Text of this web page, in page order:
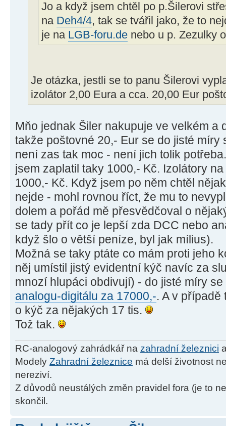
Jo a když jsem chtěl po p.Šilerovi
na Deh4/4, tak se tvářil jako, že to
je na LGB-foru.de nebo u p. Zezulky
Je otázka, jestli se to panu Šilerovi
izolátor 2,00 Eura a cca. 20,00 Eur
Mňo jednak Šiler nakupuje ve velkém a
takže poštovné 20,- Eur se do jisté míry
není zas tak moc - není jich tolik
jsem zaplatil taky 1000,- Kč. Izolátory
1000,- Kč. Když jsem po něm chtěl
nejde - mohl rovnou říct, že mu to
dolem a pořád mě přesvědčoval o
se tady přít co je lepší zda DCC nebo
když šlo o větší peníze, byl jak mílius).
Možná se taky ptáte co mám proti jeho
něj umístil jistý evidentní kýč navíc za
mnozí hlupáci obdivují) - do jisté míry
analogu-digitálu za 17000,-. A v
o kýč za nějakých 17 tis.
Tož tak.
RC-analogový zahrádkář na zahradní železnici
Modely Zahradní železnice má delší životnost
nereziví.
Z důvodů neustálých změn pravidel fora (je to
skončil.